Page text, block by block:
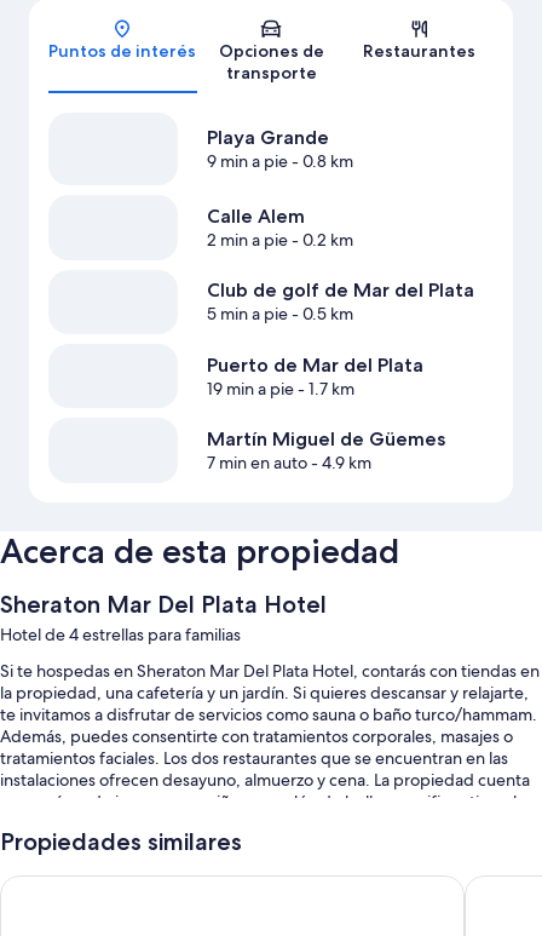
Mapa
Puntos de interés
Opciones de
transporte
Restaurantes
Playa Grande
9 min a pie- 0.8 km
Calle Alem
2 min a pie- 0.2 km
Club de golf de Mar del Plata
5 min a pie- 0.5 km
Puerto de Mar del Plata
19 min a pie- 1.7 km
Martín Miguel de Güemes
7 min en auto- 4.9 km
Acerca de esta propiedad
Sheraton Mar Del Plata Hotel
Hotel de 4 estrellas para familias
Si te hospedas en Sheraton Mar Del Plata Hotel, contarás con tiendas en
la propiedad, una cafetería y un jardín. Si quieres descansar y relajarte,
te invitamos a disfrutar de servicios como sauna o baño turco/hammam.
Además, puedes consentirte con tratamientos corporales, masajes o
tratamientos faciales. Los dos restaurantes que se encuentran en las
instalaciones ofrecen desayuno, almuerzo y cena. La propiedad cuenta
con un área de juegos para niños, un salón de belleza y wifi gratis en la
huéspedes.
También se incluyen los siguientes beneficios:
Propiedades similares
Hotel Aatrac Hotel